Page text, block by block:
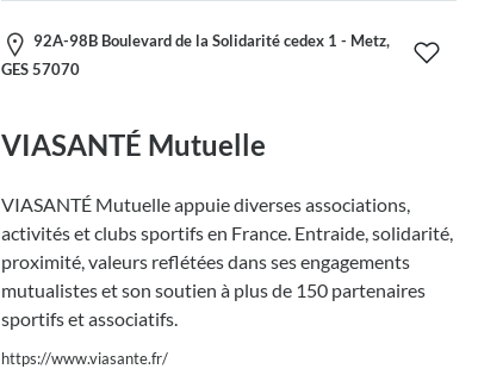
92A-98B Boulevard de la Solidarité cedex 1 - Metz,
GES 57070
VIASANTÉ Mutuelle
VIASANTÉ Mutuelle appuie diverses associations,
activités et clubs sportifs en France. Entraide, solidarité,
proximité, valeurs reflétées dans ses engagements
mutualistes et son soutien à plus de 150 partenaires
sportifs et associatifs.
https://www.viasante.fr/